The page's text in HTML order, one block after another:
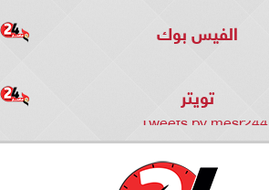
الفيس بوك
تويتر
Tweets by mesr244